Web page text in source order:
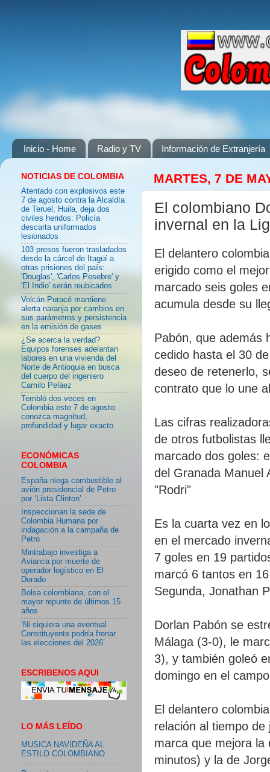
Inicio - Home Radio y TV Información de Extranjería
MARTES, 7 DE
El colombiano
invernal en la
El delantero
erigido como el
marcado seis goles
acumula desde su
Pabón, que además
cedido hasta el 30
deseo de retenerlo,
contrato que lo une
Las cifras
de otros futbolistas
marcado dos goles:
del Granada Manuel
"Rodri"
Es la cuarta vez en
en el mercado
7 goles en 19
marcó 6 tantos en
Segunda, Jonathan
Dorlan Pabón se
Málaga (3-0), le
3), y también goleó
domingo en el
El delantero
relación al tiempo
marca que mejora la
minutos) y la de
NOTICIAS DE COLOMBIA
Atentado con explosivos este
7 de agosto contra la Alcaldía
de Teruel, Huila, deja dos
civiles heridos: Policía
descarta uniformados
lesionados
103 presos fueron trasladados
desde la cárcel de Itagüí a
otras prisiones del país:
'Douglas', 'Carlos Pesebre' y
'El Indio' serán reubicados
Volcán Puracé mantiene
alerta naranja por cambios en
sus parámetros y persistencia
en la emisión de gases
¿Se acerca la verdad?
Equipos forenses adelantan
labores en una vivienda del
Norte de Antioquia en busca
del cuerpo del ingeniero
Camilo Peláez
Tembló dos veces en
Colombia este 7 de agosto:
conozca magnitud,
profundidad y lugar exacto
ECONÓMICAS
COLOMBIA
España niega combustible al
avión presidencial de Petro
por ‘Lista Clinton’
Inspeccionan la sede de
Colombia Humana por
indagación a la campaña de
Petro
Mintrabajo investiga a
Avianca por muerte de
operador logístico en El
Dorado
Bolsa colombiana, con el
mayor repunte de últimos 15
años
‘Ni siquiera una eventual
Constituyente podría frenar
las elecciones del 2026’
ESCRIBENOS AQUI
LO MÁS LEÍDO
MUSICA NAVIDEÑA AL
ESTILO COLOMBIANO